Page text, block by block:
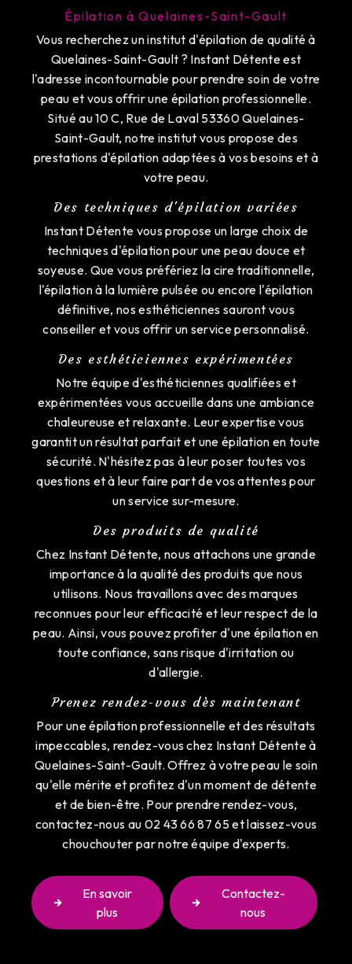
Épilation à Quelaines-Saint-Gault
Vous recherchez un institut d'épilation de qualité à
Quelaines-Saint-Gault ? Instant Détente est
l'adresse incontournable pour prendre soin de votre
peau et vous offrir une épilation professionnelle.
Situé au 10 C, Rue de Laval 53360 Quelaines-
Saint-Gault, notre institut vous propose des
prestations d'épilation adaptées à vos besoins et à
votre peau.
Des techniques d'épilation variées
Instant Détente vous propose un large choix de
techniques d'épilation pour une peau douce et
soyeuse. Que vous préfériez la cire traditionnelle,
l'épilation à la lumière pulsée ou encore l'épilation
définitive, nos esthéticiennes sauront vous
conseiller et vous offrir un service personnalisé.
Des esthéticiennes expérimentées
Notre équipe d'esthéticiennes qualifiées et
expérimentées vous accueille dans une ambiance
chaleureuse et relaxante. Leur expertise vous
garantit un résultat parfait et une épilation en toute
sécurité. N'hésitez pas à leur poser toutes vos
questions et à leur faire part de vos attentes pour
un service sur-mesure.
Des produits de qualité
Chez Instant Détente, nous attachons une grande
importance à la qualité des produits que nous
utilisons. Nous travaillons avec des marques
reconnues pour leur efficacité et leur respect de la
peau. Ainsi, vous pouvez profiter d'une épilation en
toute confiance, sans risque d'irritation ou
d'allergie.
Prenez rendez-vous dès maintenant
Pour une épilation professionnelle et des résultats
impeccables, rendez-vous chez Instant Détente à
Quelaines-Saint-Gault. Offrez à votre peau le soin
qu'elle mérite et profitez d'un moment de détente
et de bien-être. Pour prendre rendez-vous,
contactez-nous au 02 43 66 87 65 et laissez-vous
chouchouter par notre équipe d'experts.
En savoir
plus
Contactez-
nous